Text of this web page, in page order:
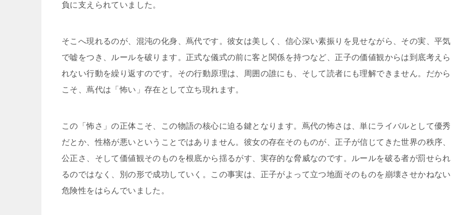
負に支えられていました。
そこへ現れるのが、混沌の化身、蔦代です。彼女は美しく、信心深い素振りを見せながら、その実、平気
で嘘をつき、ルールを破ります。正式な儀式の前に客と関係を持つなど、正子の価値観からは到底考えら
れない行動を繰り返すのです。その行動原理は、周囲の誰にも、そして読者にも理解できません。だから
こそ、蔦代は「怖い」存在として立ち現れます。
この「怖さ」の正体こそ、この物語の核心に迫る鍵となります。蔦代の怖さは、単にライバルとして優秀
だとか、性格が悪いということではありません。彼女の存在そのものが、正子が信じてきた世界の秩序、
公正さ、そして価値観そのものを根底から揺るがす、実存的な脅威なのです。ルールを破る者が罰せられ
るのではなく、別の形で成功していく。この事実は、正子がよって立つ地面そのものを崩壊させかねない
危険性をはらんでいました。